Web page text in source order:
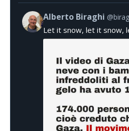
Alberto Biraghi
Let it snow, let it snow,